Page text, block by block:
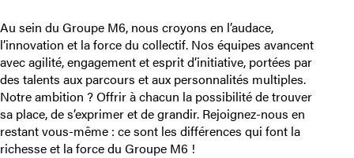
Au sein du Groupe M6, nous croyons en l’audace,
l’innovation et la force du collectif. Nos équipes avancent
avec agilité, engagement et esprit d’initiative, portées par
des talents aux parcours et aux personnalités multiples.
Notre ambition ? Offrir à chacun la possibilité de trouver
sa place, de s’exprimer et de grandir. Rejoignez-nous en
restant vous-même : ce sont les différences qui font la
richesse et la force du Groupe M6 !